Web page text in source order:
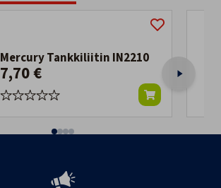
Mercury Tankkiliitin IN2210
7,70 €